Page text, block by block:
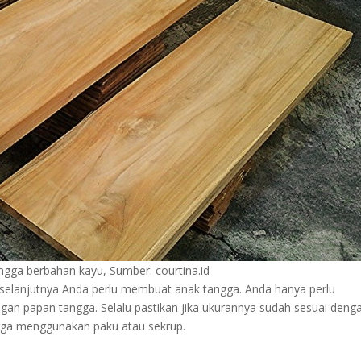
berbahan kayu, Sumber: courtina.id
Anda perlu membuat anak tangga. Anda hanya perlu
papan tangga. Selalu pastikan jika ukurannya sudah sesuai
menggunakan paku atau sekrup.